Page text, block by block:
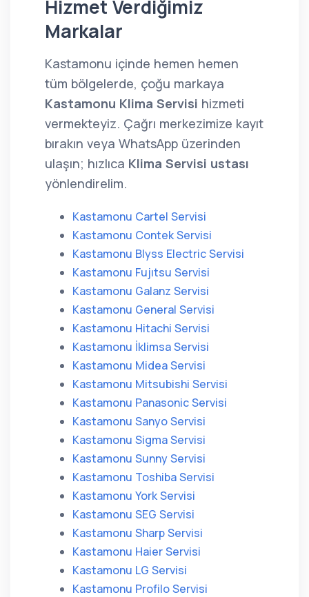
Hizmet Verdiğimiz
Markalar
Kastamonu içinde hemen hemen
tüm bölgelerde, çoğu markaya
Kastamonu Klima Servisi hizmeti
vermekteyiz. Çağrı merkezimize kayıt
bırakın veya WhatsApp üzerinden
ulaşın; hızlıca Klima Servisi ustası
yönlendirelim.
Kastamonu Cartel Servisi
Kastamonu Contek Servisi
Kastamonu Blyss Electric Servisi
Kastamonu Fujıtsu Servisi
Kastamonu Galanz Servisi
Kastamonu General Servisi
Kastamonu Hitachi Servisi
Kastamonu İklimsa Servisi
Kastamonu Midea Servisi
Kastamonu Mitsubishi Servisi
Kastamonu Panasonic Servisi
Kastamonu Sanyo Servisi
Kastamonu Sigma Servisi
Kastamonu Sunny Servisi
Kastamonu Toshiba Servisi
Kastamonu York Servisi
Kastamonu SEG Servisi
Kastamonu Sharp Servisi
Kastamonu Haier Servisi
Kastamonu LG Servisi
Kastamonu Profilo Servisi